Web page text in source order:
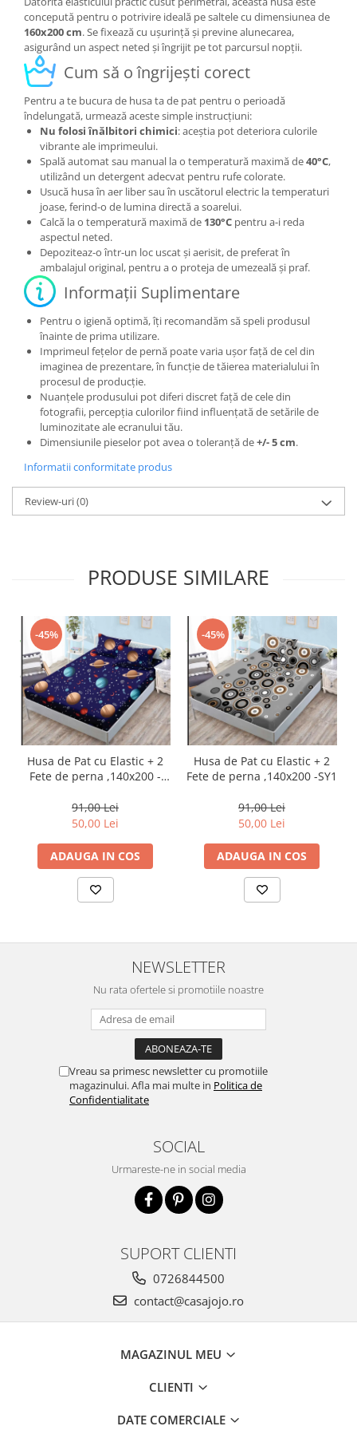
concepută pentru o potrivire ideală pe saltele cu dimensiunea de
160x200 cm. Se fixează cu ușurință și previne alunecarea,
asigurând un aspect neted și îngrijit pe tot parcursul nopții.
Cum să o îngrijești corect
Pentru a te bucura de husa ta de pat pentru o perioadă
îndelungată, urmează aceste simple instrucțiuni:
Nu folosi înălbitori chimici: aceștia pot deteriora culorile
vibrante ale imprimeului.
Spală automat sau manual la o temperatură maximă de40°C,
utilizând un detergent adecvat pentru rufe colorate.
Usucă husa în aer liber sau în uscătorul electric la temperaturi
joase, ferind-o de lumina directă a soarelui.
Calcă la o temperatură maximă de 130°C pentru a-i reda
aspectul neted.
Depoziteaz-o într-un loc uscat și aerisit, de preferat în
ambalajul original, pentru a o proteja de umezeală și praf.
Informații Suplimentare
Pentru o igienă optimă, îți recomandăm să speli produsul
înainte de prima utilizare.
Imprimeul fețelor de pernă poate varia ușor față de cel din
imaginea de prezentare, în funcție de tăierea materialului în
procesul de producție.
Nuanțele produsului pot diferi discret față de cele din
fotografii, percepția culorilor fiind influențată de setările de
luminozitate ale ecranului tău.
Dimensiunile pieselor pot avea o toleranță de+/- 5 cm.
Informatii conformitate produs
Review-uri(0)
PRODUSE SIMILARE
-45%
Husa de Pat cu Elastic + 2
Fete de perna ,140x200 -
91,00 Lei
50,00 Lei
ADAUGA IN COS
-45%
Husa de Pat cu Elastic + 2
Fete de perna ,140x200 -SY1
91,00 Lei
50,00 Lei
ADAUGA IN COS
NEWSLETTER
Nu rata ofertele si promotiile noastre
Vreau sa primesc newsletter cu promotiile
magazinului. Afla mai multe in Politica de
Confidentialitate
SOCIAL
Urmareste-ne in social media
SUPORT CLIENTI
0726844500
contact@casajojo.ro
MAGAZINUL MEU
CLIENTI
DATE COMERCIALE